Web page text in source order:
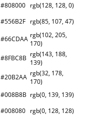
#808000 rgb(128, 128, 0)
#556B2F rgb(85, 107, 47)
#66CDAA rgb(102, 205,
170)
#8FBC8B rgb(143, 188,
139)
#20B2AA rgb(32, 178,
170)
#008B8B rgb(0, 139, 139)
#008080 rgb(0, 128, 128)